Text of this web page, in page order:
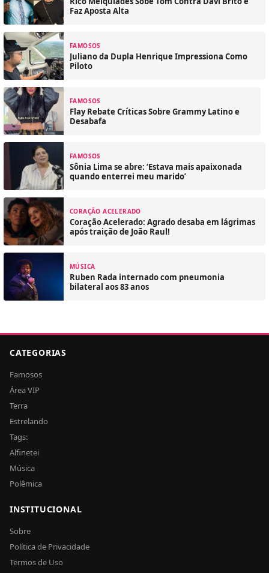
Faz Aposta Alta
FAMOSOS
Juliano da Dupla Henrique Impressiona Como
Piloto
FAMOSOS
Flay Rebate Críticas Sobre Grammy Latino e
Desabafa
FAMOSOS
Sônia Lima se abre: ‘Estava mais apaixonada
quando enterrei meu marido’
CORAÇÃO ACELERADO
Coração Acelerado: Agrado desaba em lágrimas
após traição de João Raul!
MÚSICA
Ruben Rada internado com pneumonia
bilateral aos 83 anos
CATEGORIAS
Famosos
Área VIP
Terra
Estrelando
Tags:
Alfinetei
Música
Polêmica
INSTITUCIONAL
Sobre
Política de Privacidade
Termos de Uso